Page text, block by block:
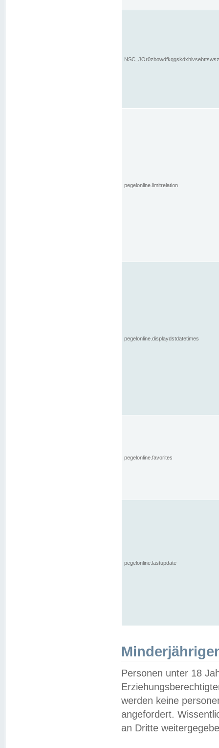
pegelonline.limitrelation
pegelonline.displaydstdatetimes
pegelonline.favorites
pegelonline.lastupdate
Personen unter 18
werden keine
angefordert.
an Dritte